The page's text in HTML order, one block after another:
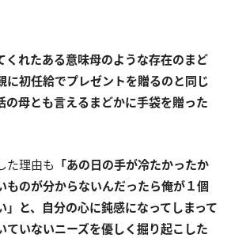
くれたある意味母のような存在のまど
に初任給でプレゼントを贈るのと同じ
の母とも言えるまどかに手袋を贈った
た理由も 「あの日の手が冷たかったか
ものが分からないんだったら俺が１個
」と、自分の心に鈍感になってしまって
ていないニーズを優しく掘り起こした